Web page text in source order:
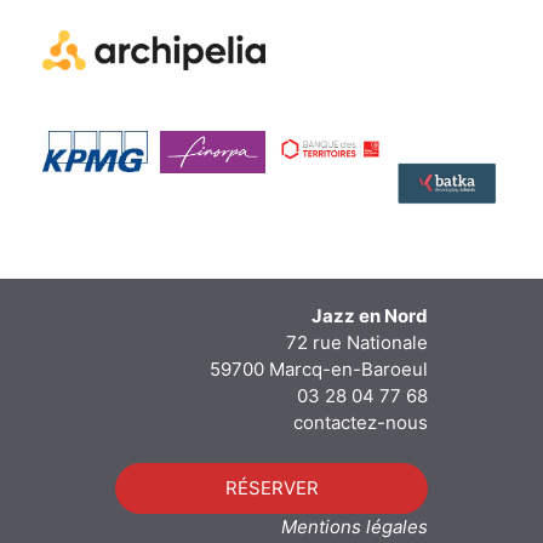
Jazz en Nord
72 rue Nationale
59700 Marcq-en-Baroeul
03 28 04 77 68
contactez-nous
RÉSERVER
Mentions légales